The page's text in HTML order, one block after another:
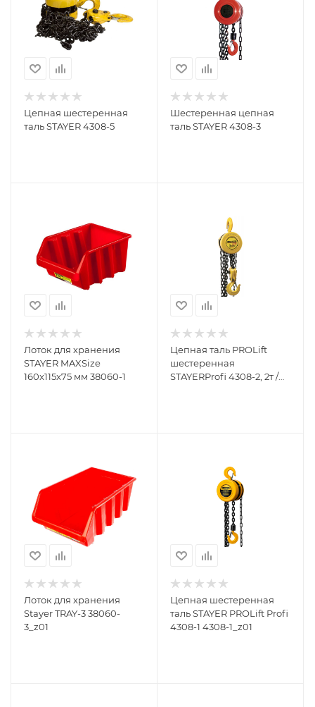
Цепная шестеренная
таль STAYER 4308-5
Шестеренная цепная
таль STAYER 4308-3
Лоток для хранения
STAYER MAXSize
160x115x75 мм 38060-1
Цепная таль PROLift
шестеренная
STAYERProfi 4308-2, 2т /
Лоток для хранения
Stayer TRAY-3 38060-
3_z01
Цепная шестеренная
таль STAYER PROLift Profi
4308-1 4308-1_z01